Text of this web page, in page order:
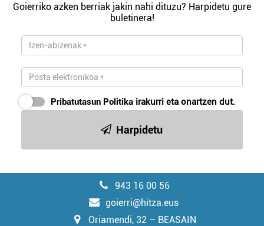
Goierriko azken berriak jakin nahi dituzu? Harpidetu gure
buletinera!
Pribatutasun Politika irakurri eta onartzen dut.
Harpidetu
943 16 00 56
goierri@hitza.eus
Oriamendi, 32 – BEASAIN